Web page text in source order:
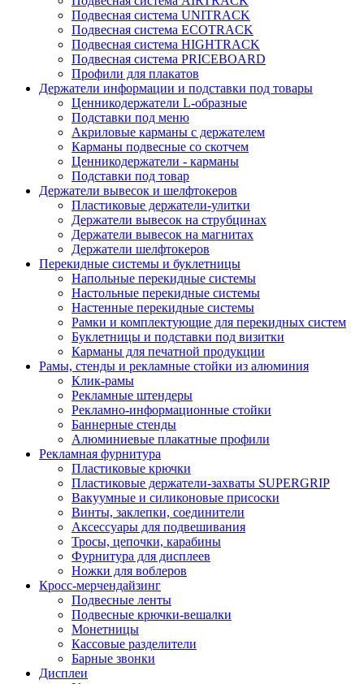
Подвесная система UNITRACK
Подвесная система ECOTRACK
Подвесная система HIGHTRACK
Подвесная система PRICEBOARD
Профили для плакатов
Держатели информации и подставки под товары
Ценникодержатели L-образные
Подставки под меню
Акриловые карманы с держателем
Карманы подвесные со скотчем
Ценникодержатели - карманы
Подставки под товар
Держатели вывесок и шелфтокеров
Пластиковые держатели-улитки
Держатели вывесок на струбцинах
Держатели вывесок на магнитах
Держатели шелфтокеров
Перекидные системы и буклетницы
Напольные перекидные системы
Настольные перекидные системы
Настенные перекидные системы
Рамки и комплектующие для перекидных систем
Буклетницы и подставки под визитки
Карманы для печатной продукции
Рамы, стенды и рекламные стойки из алюминия
Клик-рамы
Рекламные штендеры
Рекламно-информационные стойки
Баннерные стенды
Алюминиевые плакатные профили
Рекламная фурнитура
Пластиковые крючки
Пластиковые держатели-захваты SUPERGRIP
Вакуумные и силиконовые присоски
Винты, заклепки, соединители
Аксессуары для подвешивания
Тросы, цепочки, карабины
Фурнитура для дисплеев
Ножки для воблеров
Кросс-мерчендайзинг
Подвесные ленты
Подвесные крючки-вешалки
Монетницы
Кассовые разделители
Барные звонки
Дисплеи